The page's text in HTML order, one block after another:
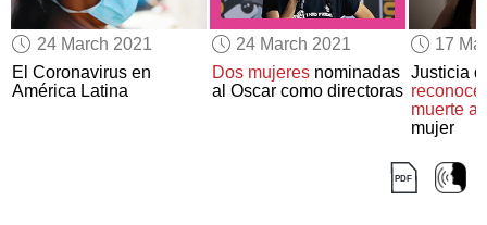
24 March 2021
El Coronavirus en
América Latina
24 March 2021
Dos mujeresnominadas
al Oscar como directoras
17
Justicia
reconoce
muerte
mujer